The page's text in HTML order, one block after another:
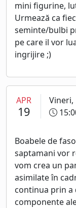
mini figurine,
Urmează ca
seminte/bulbi
pe care il vor
ingrijire ;)
APR
19
Vineri,
Boabele de
saptamani vor
vom crea un
asimilate în
continua prin a
componente